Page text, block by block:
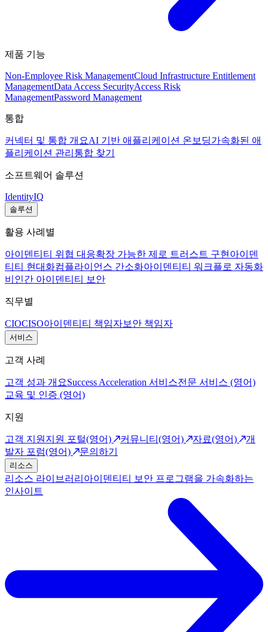
제품 기능
Non-Employee Risk ManagementCloud Infrastructure Entitlement
ManagementData Access SecurityAccess Risk
ManagementPassword Management
통합
커넥터 및 통합 개요AI 기반 애플리케이션 온보딩가속화된 애
플리케이션 관리 통합 찾기
소프트웨어 솔루션
IdentityIQ
솔루션
활용 사례별
아이덴티티 위협 대응확장 가능한 제로 트러스트 구현 아이덴
티티 현대화컴플라이언스 간소화아이덴티티 워크플로 자동화
비인간 아이덴티티 보안
직무별
CIOCISO아이덴티티 책임자보안 책임자
서비스
고객 사례
고객 성과 개요Success Acceleration 서비스전문 서비스 (영어)
교육 및 인증 (영어)
지원
고객 지원 지원 포털(영어) 커뮤니티(영어) 자료(영어)
개
발자 포럼(영어)
문의하기
리소스
리소스 라이브러리 아이덴티티 보안 프로그램을 가속화하는
인사이트